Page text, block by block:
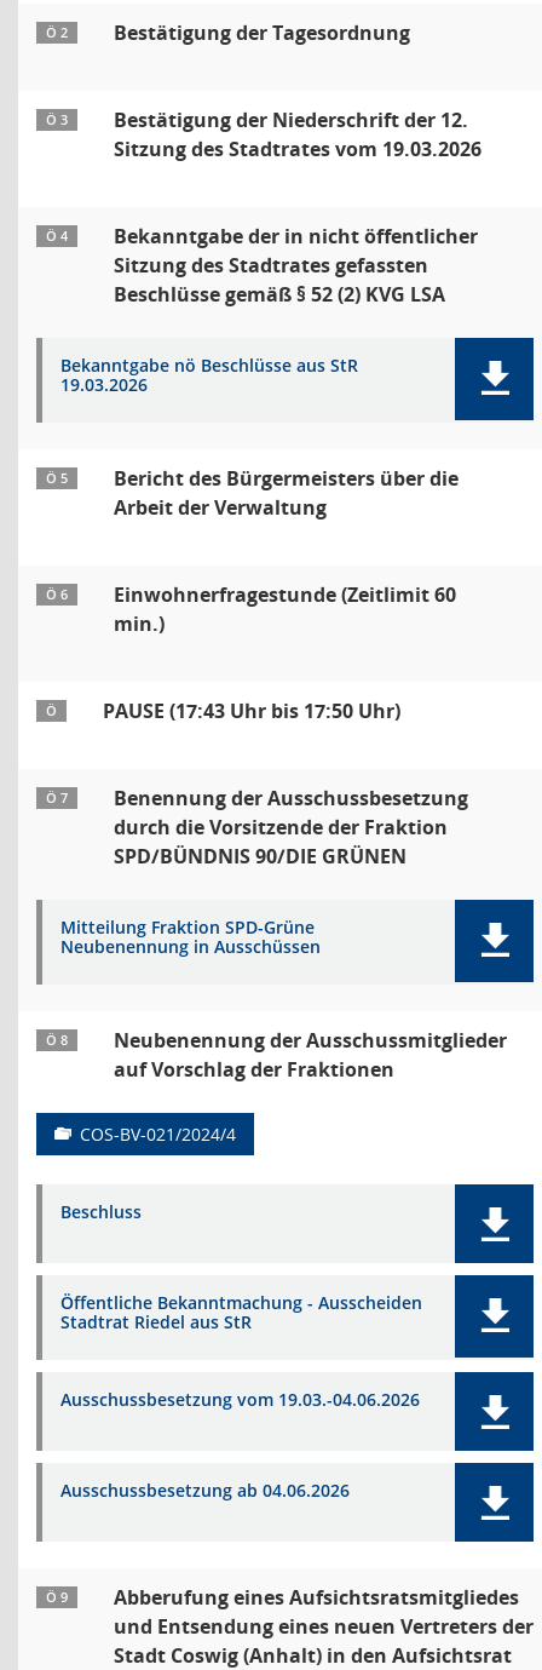
Ö 2 Bestätigung der Tagesordnung
Ö 3
Bestätigung der Niederschrift der 12.
Sitzung des Stadtrates vom 19.03.2026
Ö 4
Bekanntgabe der in nicht öffentlicher
Sitzung des Stadtrates gefassten
Beschlüsse gemäß § 52 (2) KVG LSA
Bekanntgabe nö Beschlüsse aus StR
19.03.2026
Ö 5
Bericht des Bürgermeisters über die
Arbeit der Verwaltung
Ö 6
Einwohnerfragestunde (Zeitlimit 60
min.)
Ö PAUSE (17:43 Uhr bis 17:50 Uhr)
Ö 7
Benennung der Ausschussbesetzung
durch die Vorsitzende der Fraktion
SPD/BÜNDNIS 90/DIE GRÜNEN
Mitteilung Fraktion SPD-Grüne
Neubenennung in Ausschüssen
Ö 8
Neubenennung der Ausschussmitglieder
auf Vorschlag der Fraktionen
COS-BV-021/2024/4
Beschluss
Öffentliche Bekanntmachung - Ausscheiden
Stadtrat Riedel aus StR
Ausschussbesetzung vom 19.03.-04.06.2026
Ausschussbesetzung ab 04.06.2026
Ö 9
Abberufung eines Aufsichtsratsmitgliedes
und Entsendung eines neuen Vertreters der
Stadt Coswig (Anhalt) in den Aufsichtsrat